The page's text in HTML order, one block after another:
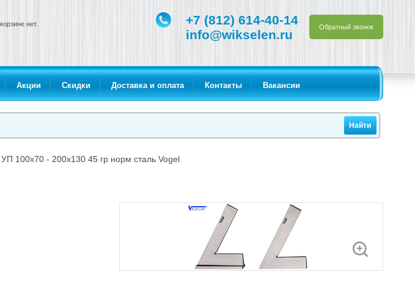
+7 (812) 614-40-14
info@wikselen.ru
Обратный звонок
нет.
Акции Скидки Доставка и оплата Контакты Вакансии
УП 100х70 - 200х130 45 гр норм сталь Vogel